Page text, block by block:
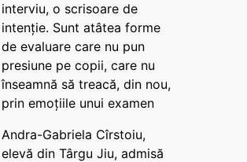
interviu, o scrisoare de
intenție. Sunt atâtea forme
de evaluare care nu pun
presiune pe copii, care nu
înseamnă să treacă, din nou,
prin emoțiile unui examen
Andra-Gabriela Cîrstoiu,
elevă din Târgu Jiu, admisă